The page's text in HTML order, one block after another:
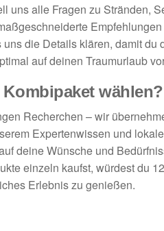
uns alle Fragen zu Stränden,
uns die Details klären, damit
auf deinen Traumurlaub
wählen?
Recherchen – wir
Expertenwissen und
deine Wünsche und
einzeln kaufst, würdest du
Erlebnis zu genießen.